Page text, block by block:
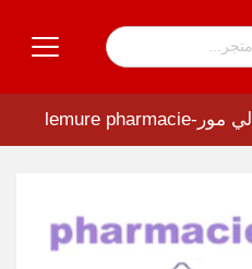
لي مور-lemure pharmacie